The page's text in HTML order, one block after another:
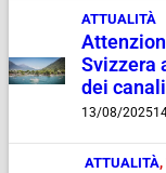
ATTUALITÀ
Svizzera
dei
13/08/2025
ATTUALITÀ,